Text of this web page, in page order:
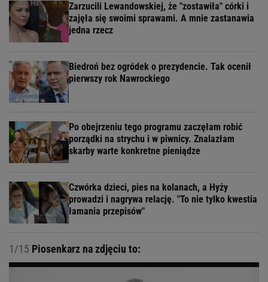
Zarzucili Lewandowskiej, że "zostawiła" córki i
zajęła się swoimi sprawami. A mnie zastanawia
jedna rzecz
Biedroń bez ogródek o prezydencie. Tak ocenił
pierwszy rok Nawrockiego
Po obejrzeniu tego programu zaczęłam robić
porządki na strychu i w piwnicy. Znalazłam
skarby warte konkretne pieniądze
Czwórka dzieci, pies na kolanach, a Hyży
prowadzi i nagrywa relację. "To nie tylko kwestia
łamania przepisów"
1/15 Piosenkarz na zdjęciu to: